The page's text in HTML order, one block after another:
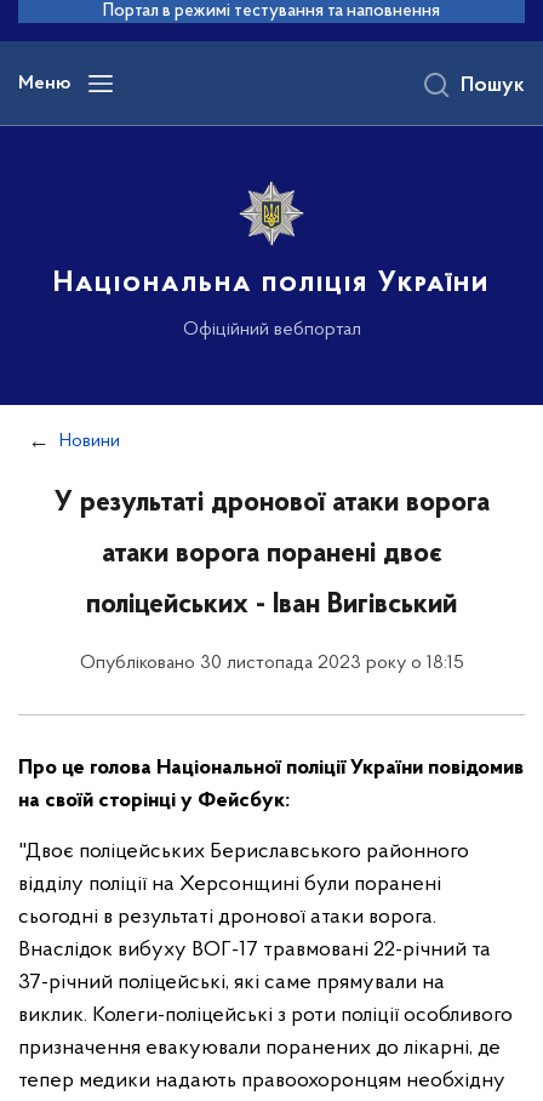
основного
вмісту
Портал в режимі тестування та наповнення
Меню
Національна поліція України
Офіційний вебпортал
Пошук
Новини
У результаті дронової атаки ворога
атаки ворога поранені двоє
поліцейських - Іван Вигівський
Опубліковано 30 листопада 2023 року о 18:15
Про це голова Національної поліції України повідомив
на своїй сторінці у Фейсбук:
"Двоє поліцейських Бериславського районного
відділу поліції на Херсонщині були поранені
сьогодні в результаті дронової атаки ворога.
Внаслідок вибуху ВОГ-17 травмовані 22-річний та
37-річний поліцейські, які саме прямували на
виклик. Колеги-поліцейські з роти поліції особливого
призначення евакуювали поранених до лікарні, де
тепер медики надають правоохоронцям необхідну